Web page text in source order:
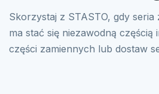
Skorzystaj z STASTO, gdy
ma stać się niezawodną częścią
części zamiennych lub dostaw